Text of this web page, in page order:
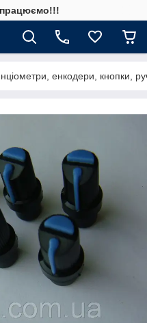
працюємо!!!
енкодери, кнопки,